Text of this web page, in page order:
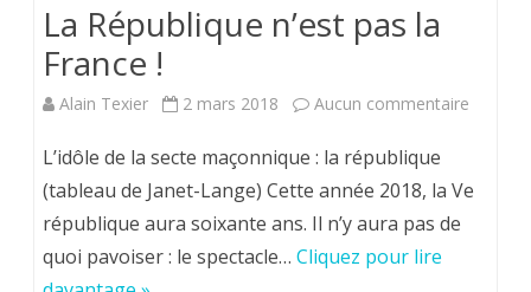
La République n’est pas la
France !
Alain Texier 2 mars 2018 Aucun commentaire
L’idôle de la secte maçonnique : la république
(tableau de Janet-Lange) Cette année 2018, la Ve
république aura soixante ans. Il n’y aura pas de
quoi pavoiser : le spectacle… Cliquez pour lire